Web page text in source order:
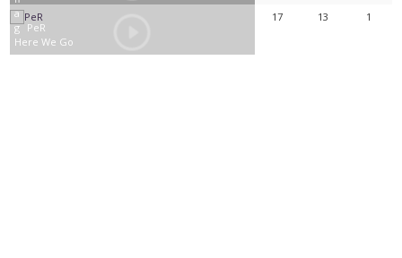
PeR
Here We Go
17 13 1